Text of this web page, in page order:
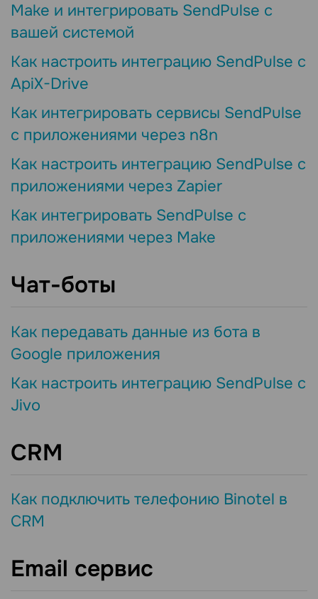
Make и интегрировать SendPulse с
вашей системой
Как настроить интеграцию SendPulse с
ApiX-Drive
Как интегрировать сервисы SendPulse
с приложениями через n8n
Как настроить интеграцию SendPulse с
приложениями через Zapier
Как интегрировать SendPulse с
приложениями через Make
Чат-боты
Как передавать данные из бота в
Google приложения
Как настроить интеграцию SendPulse с
Jivo
CRM
Как подключить телефонию Binotel в
CRM
Email сервис